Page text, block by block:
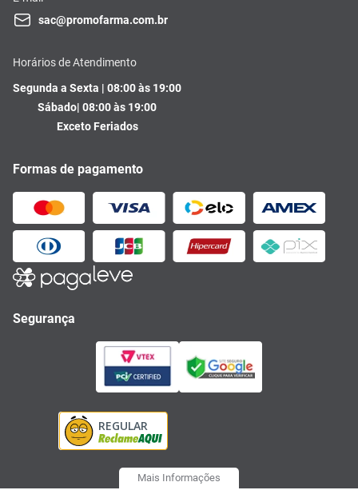
sac@promofarma.com.br
Horários de Atendimento
Segunda a Sexta | 08:00 às 19:00
Sábado| 08:00 às 19:00
Exceto Feriados
Formas de pagamento
Segurança
Mais Informações